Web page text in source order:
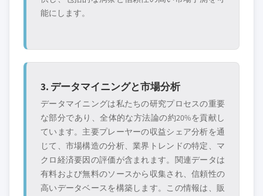
能にします。
3. データマイニングと市場分析
データマイニングは私たちの研究プロセスの重要
な部分であり、全体的な方法論の約20%を貢献し
ています。主要プレーヤーの収益シェア分析を通
じて、市場構造の分析、業界トレンドの特定、マ
クロ経済要因の評価が含まれます。関連データは
有料および無料のソースから収集され、信頼性の
高いデータベースを構築します。この情報は、販